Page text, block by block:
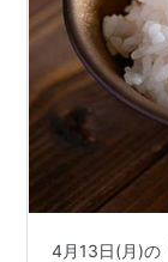
4月13日(月)の